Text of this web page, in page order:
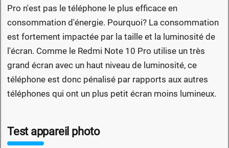
Pro n'est pas le téléphone le plus efficace en
consommation d'énergie. Pourquoi? La consommation
est fortement impactée par la taille et la luminosité de
l'écran. Comme le Redmi Note 10 Pro utilise un très
grand écran avec un haut niveau de luminosité, ce
téléphone est donc pénalisé par rapports aux autres
téléphones qui ont un plus petit écran moins lumineux.
Test appareil photo